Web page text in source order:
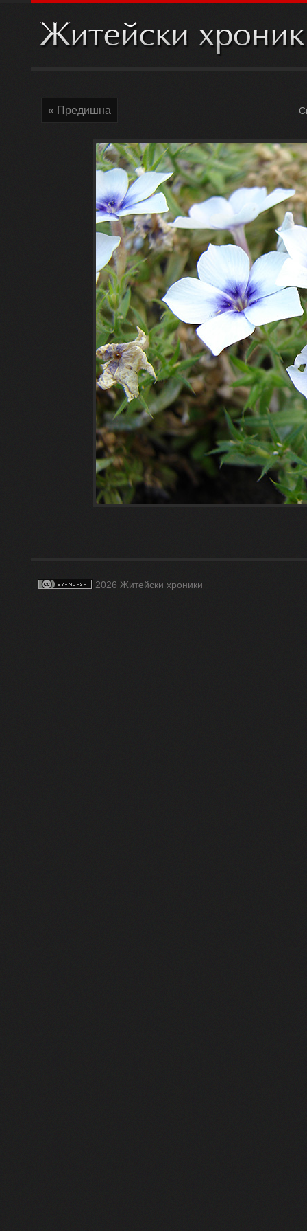
« Предишна
2026 Житейски хроники